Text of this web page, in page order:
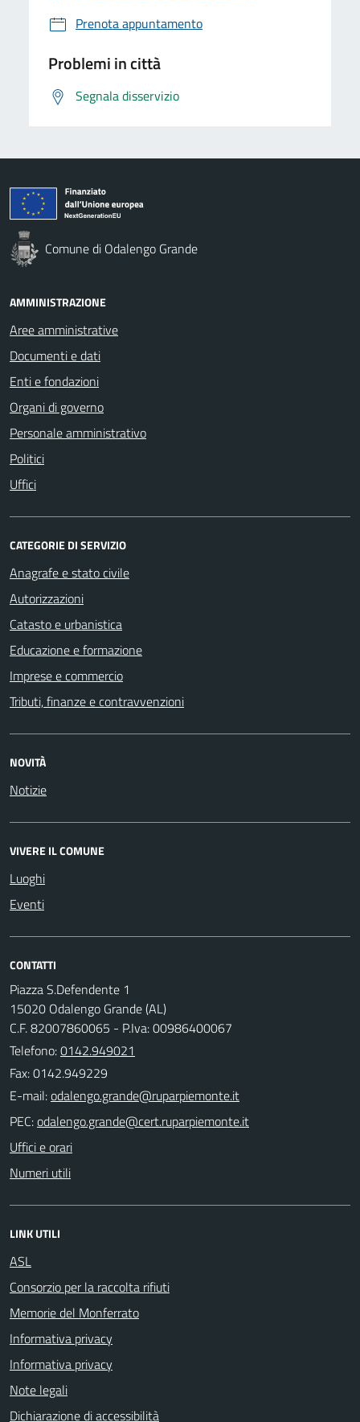
Prenota appuntamento
Problemi in città
Segnala disservizio
Comune di Odalengo Grande
AMMINISTRAZIONE
Aree amministrative
Documenti e dati
Enti e fondazioni
Organi di governo
Personale amministrativo
Politici
Uffici
CATEGORIE DI SERVIZIO
Anagrafe e stato civile
Autorizzazioni
Catasto e urbanistica
Educazione e formazione
Imprese e commercio
Tributi, finanze e contravvenzioni
NOVITÀ
Notizie
VIVERE IL COMUNE
Luoghi
Eventi
CONTATTI
Piazza S.Defendente 1
15020 Odalengo Grande (AL)
C.F. 82007860065 - P.Iva: 00986400067
Telefono:0142.949021
Fax: 0142.949229
E-mail:
PEC:
Uffici e orari
Numeri utili
LINK UTILI
ASL
Consorzio per la raccolta rifiuti
Memorie del Monferrato
Informativa privacy
Informativa privacy
Note legali
Dichiarazione di accessibilità